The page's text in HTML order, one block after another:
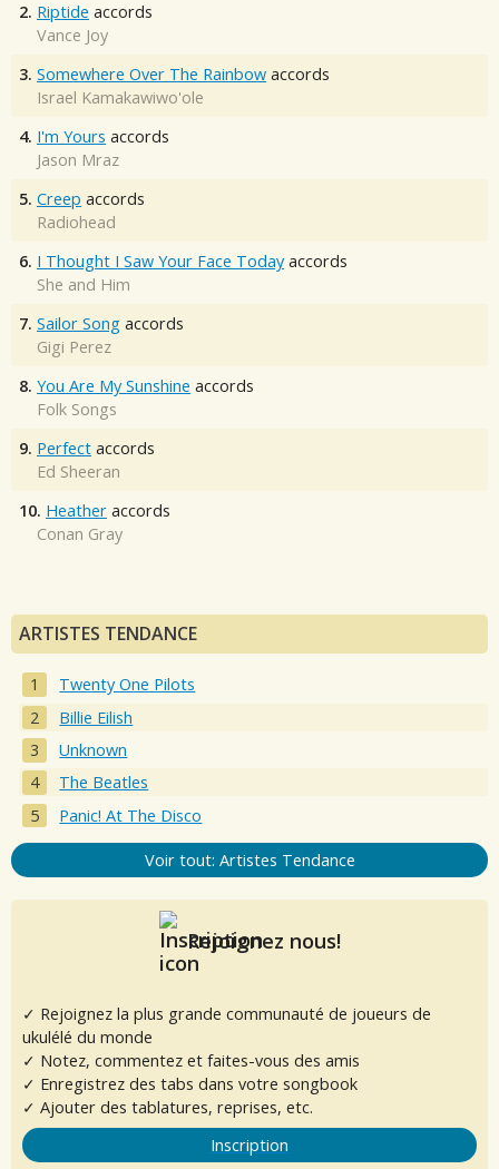
2. Riptide accords
Vance Joy
3. Somewhere Over The Rainbow accords
Israel Kamakawiwo'ole
4. I'm Yours accords
Jason Mraz
5. Creep accords
Radiohead
6. I Thought I Saw Your Face Today accords
She and Him
7. Sailor Song accords
Gigi Perez
8. You Are My Sunshine accords
Folk Songs
9. Perfect accords
Ed Sheeran
10. Heather accords
Conan Gray
ARTISTES TENDANCE
Twenty One Pilots
Billie Eilish
Unknown
The Beatles
Panic! At The Disco
Voir tout: Artistes Tendance
Rejoignez nous!
✓ Rejoignez la plus grande communauté de joueurs de
ukulélé du monde
✓ Notez, commentez et faites-vous des amis
✓ Enregistrez des tabs dans votre songbook
✓ Ajouter des tablatures, reprises, etc.
Inscription